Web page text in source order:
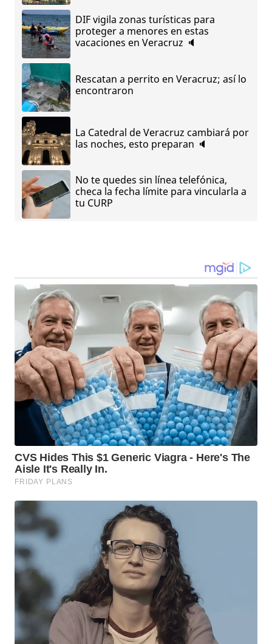
DIF vigila zonas turísticas para
proteger a menores en estas
vacaciones en Veracruz 🔈
Rescatan a perrito en Veracruz; así lo
encontraron
La Catedral de Veracruz cambiará por
las noches, esto preparan 🔈
No te quedes sin línea telefónica,
checa la fecha límite para vincularla a
tu CURP